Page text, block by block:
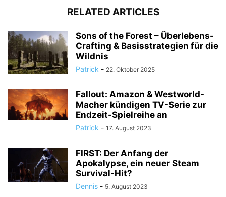
RELATED ARTICLES
Sons of the Forest – Überlebens-
Crafting & Basisstrategien für die
Wildnis
Patrick - 22. Oktober 2025
Fallout: Amazon & Westworld-
Macher kündigen TV-Serie zur
Endzeit-Spielreihe an
Patrick - 17. August 2023
FIRST: Der Anfang der
Apokalypse, ein neuer Steam
Survival-Hit?
Dennis - 5. August 2023